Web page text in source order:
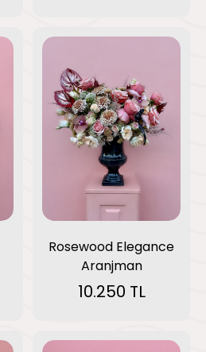
Rosewood Elegance
Aranjman
10.250 TL